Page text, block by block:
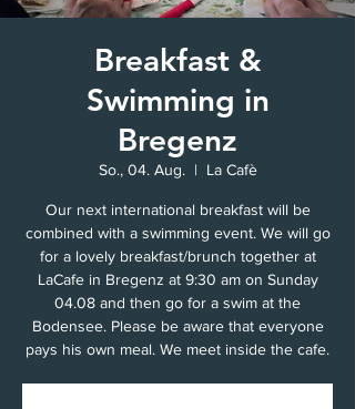
Breakfast &
Swimming in
Bregenz
So., 04. Aug.
  |
La Cafè
Our next international breakfast will be
combined with a swimming event. We will go
for a lovely breakfast/brunch together at
LaCafe in Bregenz at 9:30 am on Sunday
04.08 and then go for a swim at the
Bodensee. Please be aware that everyone
pays his own meal. We meet inside the cafe.